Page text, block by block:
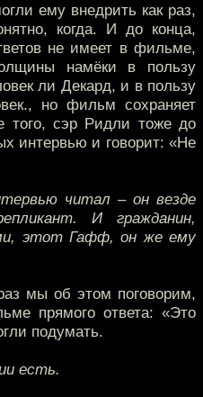
ему внедрить как раз,
когда. И до конца,
не имеет в фильме,
намёки в пользу
ли Декард, и в пользу
но фильм сохраняет
того, сэр Ридли тоже до
интервью и говорит: «Не
читал – он везде
И гражданин,
этот Гафф, он же ему
мы об этом поговорим,
прямого ответа: «Это
подумать.
есть.